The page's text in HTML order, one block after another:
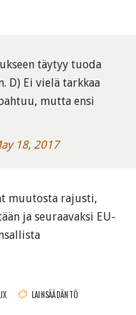
täytyy tuoda
D) Ei vielä tarkkaa
mutta ensi
18, 2017
muutosta rajusti,
ja seuraavaksi EU-
LAINSÄÄDÄNTÖ